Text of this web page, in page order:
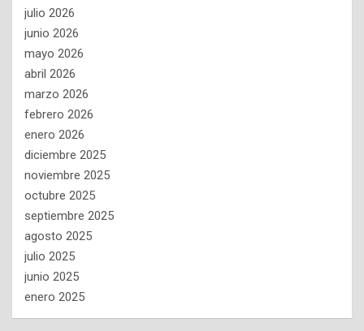
julio 2026
junio 2026
mayo 2026
abril 2026
marzo 2026
febrero 2026
enero 2026
diciembre 2025
noviembre 2025
octubre 2025
septiembre 2025
agosto 2025
julio 2025
junio 2025
enero 2025